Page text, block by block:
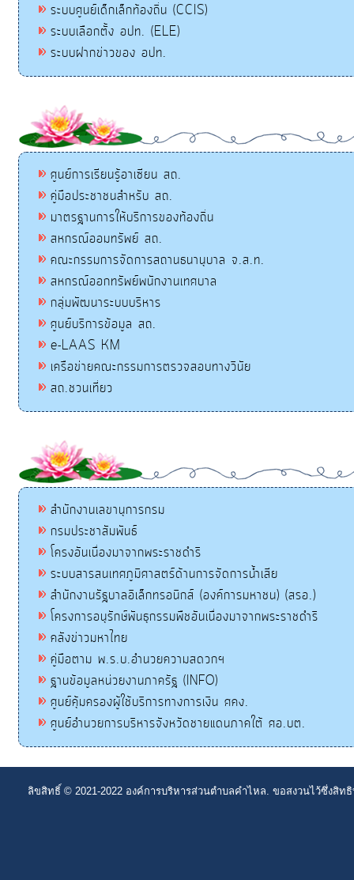
ระบบศูนย์เด็กเล็กท้องถิ่น (CCIS)
ระบบเลือกตั้ง อปท. (ELE)
ระบบฝากข่าวของ อปท.
ศูนย์การเรียนรู้อาเซียน สถ.
คู่มือประชาชนสำหรับ สถ.
มาตรฐานการให้บริการของท้องถิ่น
สหกรณ์ออมทรัพย์ สถ.
คณะกรรมการจัดการสถานธนานุบาล จ.ส.ท.
สหกรณ์ออกทรัพย์พนักงานเทศบาล
กลุ่มพัฒนาระบบบริหาร
ศูนย์บริการข้อมูล สถ.
e-LAAS KM
เครือข่ายคณะกรรมการตรวจสอบทางวินัย
สถ.ชวนเที่ยว
สำนักงานเลขานุการกรม
กรมประชาสัมพันธ์
โครงอันเนื่องมาจากพระราชดำริ
ระบบสารสนเทศภูมิศาสตร์ด้านการจัดการน้ำเสีย
สำนักงานรัฐบาลอิเล็กทรอนิกส์ (องค์การมหาชน) (สรอ.)
โครงการอนุรักษ์พันธุกรรมพืชอันเนื่องมาจากพระราชดำริ
คลังข่าวมหาไทย
คู่มือตาม พ.ร.บ.อำนวยความสดวกฯ
ฐานข้อมูลหน่วยงานภาครัฐ (INFO)
ศูนย์คุ้มครองผู้ใช้บริการทางการเงิน ศคง.
ศูนย์อำนวยการบริหารจังหวัดชายแดนภาคใต้ ศอ.บต.
ลิขสิทธิ์ © 2021-2022 องค์การบริหารส่วนตำบลคำไหล. ขอสงวนไว้ซึ่งสิท